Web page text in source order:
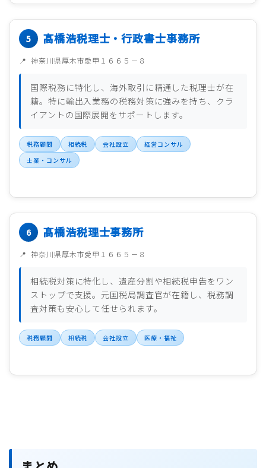
髙橋浩税理士・行政書士事務所
神奈川県厚木市愛甲１６６５－８
国際税務に特化し、海外取引に精通した税理士が在
籍。特に輸出入業務の税務対策に強みを持ち、クラ
イアントの国際展開をサポートします。
税務顧問 相続税 会社設立
経営コンサル
士業・コンサル
髙橋浩税理士事務所
神奈川県厚木市愛甲１６６５－８
相続税対策に特化し、遺産分割や相続税申告をワン
ストップで支援。元国税局調査官が在籍し、税務調
査対策も安心して任せられます。
税務顧問 相続税 会社設立 医療・福祉